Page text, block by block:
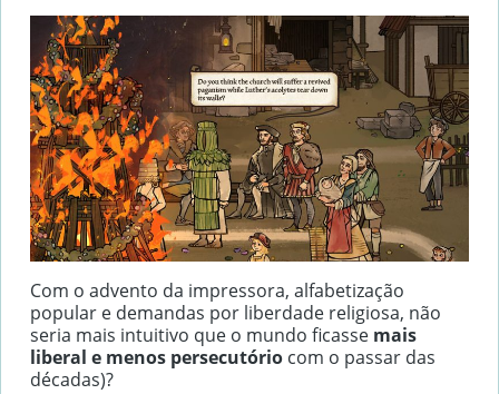
Com o advento da impressora, alfabetização
popular e demandas por liberdade religiosa, não
seria mais intuitivo que o mundo ficasse mais
liberal e menos persecutório com o passar das
décadas)?